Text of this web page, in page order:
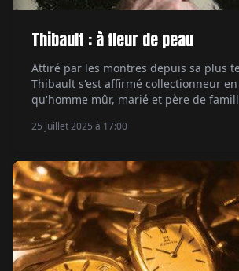
Thibault : à fleur de peau
Attiré par les montres depuis sa plus
Thibault s'est affirmé collectionneur
qu'homme mûr, marié et père de
rattrape en faisant preuve de frénésie.
25 juillet 2025 à 17:00